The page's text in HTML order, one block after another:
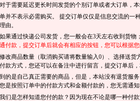
于需要延迟更长时间发货的个别订单或者大订单，本
并不表示必需购买。 提交订单仅仅是信息交流的一
由。
果通过快递公司发货，您一般会在3天左右收到货物
付款，提交订单后就会有相应的按钮，您可以根据您
改商品数量（取消购买请将数量输入0）、选择送
款方式，您还可以在备注中进行留言，提交订单后
的是自己真正需要的商品，但是，本站没有退货服
是按照订单中的付款方式和金额付款的，您无需通
们是怎样知道您付的款？因为现在不论是哪一种付